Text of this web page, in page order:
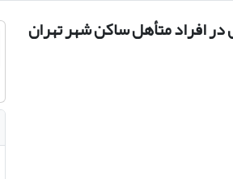
افراد متأهل ساکن شهر تهران